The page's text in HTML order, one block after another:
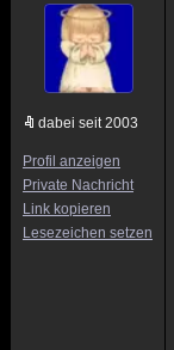
dabei seit 2003
Profil anzeigen
Private Nachricht
Link kopieren
Lesezeichen setzen